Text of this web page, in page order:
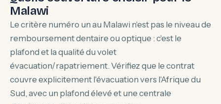
Malawi
Le critère numéro un au Malawi n'est pas le niveau de
remboursement dentaire ou optique : c'est le
plafond et la qualité du volet
évacuation/rapatriement. Vérifiez que le contrat
couvre explicitement l'évacuation vers l'Afrique du
Sud, avec un plafond élevé et une centrale